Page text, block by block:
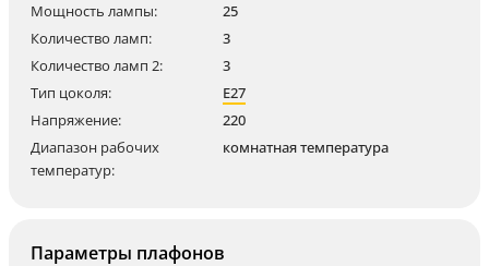
Мощность лампы:
25
Количество ламп:
3
Количество ламп 2:
3
Тип цоколя:
E27
Напряжение:
220
Диапазон рабочих
температур:
комнатная температура
Параметры плафонов